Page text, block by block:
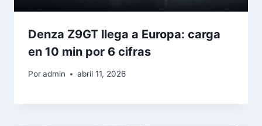
Denza Z9GT llega a Europa: carga
en 10 min por 6 cifras
Poradmin abril 11, 2026